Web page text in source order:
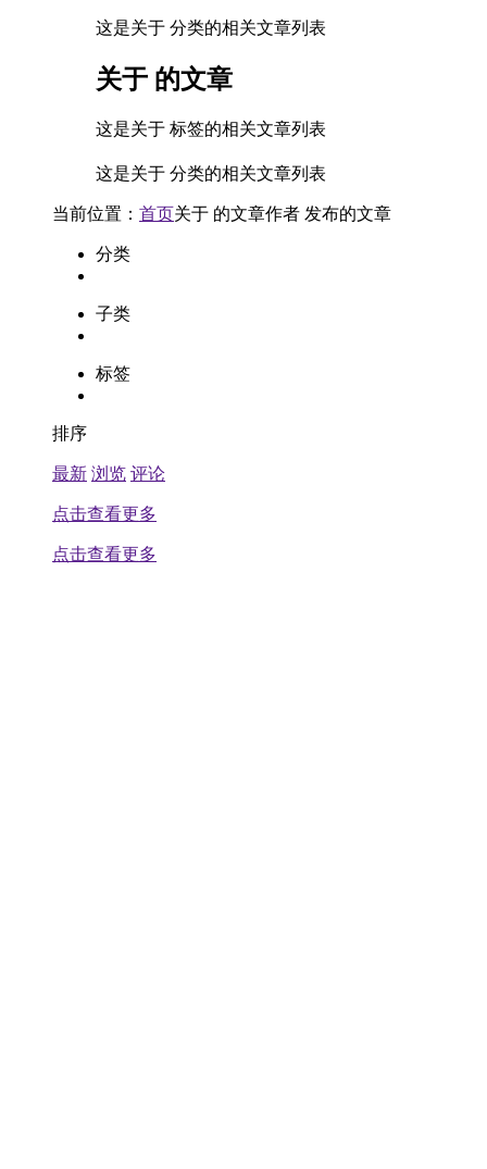
这是关于 分类的相关文章列表
关于 的文章
这是关于 标签的相关文章列表
这是关于 分类的相关文章列表
当前位置： 首页关于 的文章作者 发布的文章
分类
子类
标签
排序
最新 浏览 评论
点击查看更多
点击查看更多